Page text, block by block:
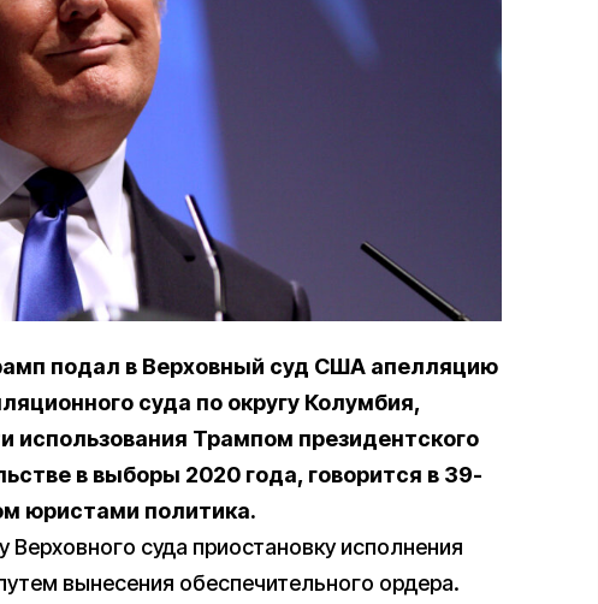
подал в Верховный суд США апелляцию
суда по округу Колумбия,
использования Трампом президентского
в выборы 2020 года, говорится в 39-
юристами политика.
суда приостановку исполнения
вынесения обеспечительного ордера.